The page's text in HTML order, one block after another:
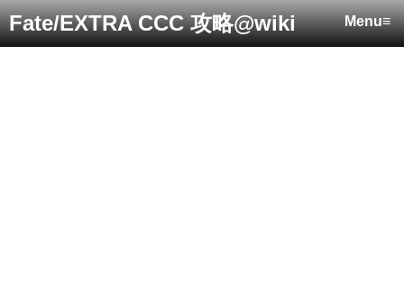
Menu≡
Fate/EXTRA CCC 攻略@wiki